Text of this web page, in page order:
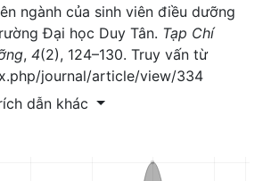
ngành của sinh viên điều dưỡng
Đại học Duy Tân. Tạp Chí
, 4(2), 124–130. Truy vấn từ
journal/article/view/334
dẫn khác